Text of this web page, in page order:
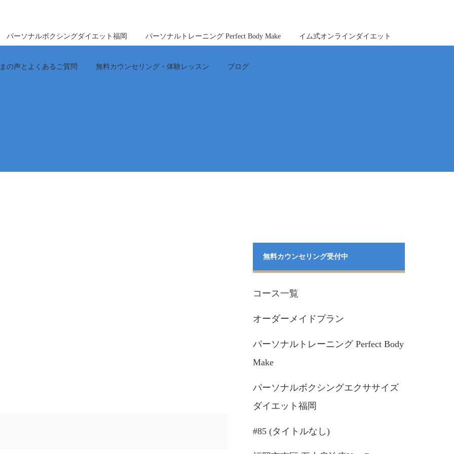
パーソナルボクシングダイエット福岡 パーソナルトレーニング Perfect Body Make イム式オンラインダイエット
の声とよくあるご質問 無料カウンセリング・体験レッスン ブログ
無料カウンセリング受付中
コース一覧
オーダーメイドプラン
パーソナルトレーニング Perfect Body
Make
パーソナルボクシングエクササイズ
ダイエット福岡
#85 (タイトルなし)